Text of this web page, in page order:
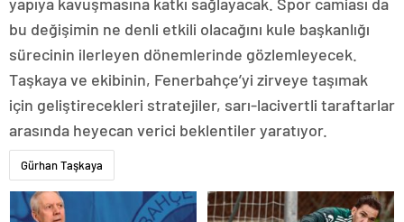
bu değişimin ne denli etkili olacağını kule başkanlığı
sürecinin ilerleyen dönemlerinde gözlemleyecek.
Taşkaya ve ekibinin, Fenerbahçe’yi zirveye taşımak
için geliştirecekleri stratejiler, sarı-lacivertli taraftarlar
arasında heyecan verici beklentiler yaratıyor.
Gürhan Taşkaya